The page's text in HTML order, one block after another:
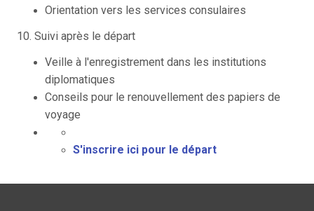
Orientation vers les services consulaires
10. Suivi après le départ
Veille à l'enregistrement dans les institutions
diplomatiques
Conseils pour le renouvellement des papiers de
voyage
S'inscrire ici pour le départ